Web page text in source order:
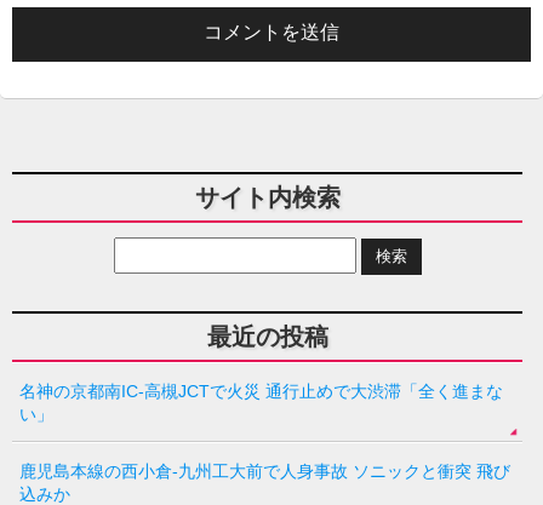
サイト内検索
最近の投稿
名神の京都南IC-高槻JCTで火災 通行止めで大渋滞「全く進まな
い」
鹿児島本線の西小倉-九州工大前で人身事故 ソニックと衝突 飛び
込みか